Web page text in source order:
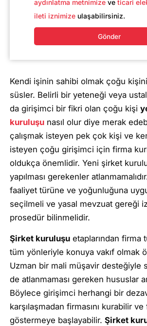
aydınlatma metnimize ve ticari
ileti iznimize ulaşabilirsiniz.
Gönder
Kendi işinin sahibi olmak çoğu
süsler. Belirli bir yeteneği veya
da girişimci bir fikri olan çoğu kişi
kuruluşu nasıl olur diye merak
çalışmak isteyen pek çok kişi ve
isteyen çoğu girişimci için firma
oldukça önemlidir. Yeni şirket
yapılması gerekenler
faaliyet türüne ve yoğunluğuna
seçilmeli ve yasal mevzuat gereği
prosedür bilinmelidir.
Şirket kuruluşu etaplarından firma
tüm yönleriyle konuya vakıf olmak
Uzman bir mali müşavir desteğiyle
de atlanmaması gereken hususlar
Böylece girişimci herhangi bir
karşılaşmadan firmasını kurabilir
göstermeye başlayabilir. Şirket